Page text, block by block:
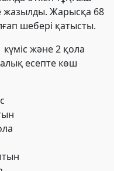
жазылды. Жарысқа 68
шебері қатысты.
және 2 қола
есепте көш